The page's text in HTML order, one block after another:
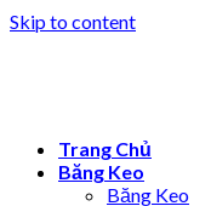
Skip to content
Trang Chủ
Băng Keo
Băng Keo